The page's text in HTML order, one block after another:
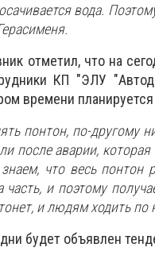
вода.
отметил, что на
КП "ЭЛУ
времени
понтон, по-другому
после аварии,
что весь понтон
часть, и поэтому
и людям ходить по
будет объявлен